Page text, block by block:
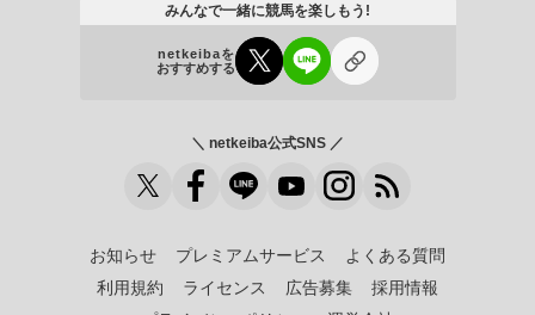
みんなで一緒に競馬を楽しもう!
netkeibaを
おすすめする
＼ netkeiba公式SNS ／
お知らせ プレミアムサービス
よくある質問
利用規約
ライセンス 広告募集
採用情報